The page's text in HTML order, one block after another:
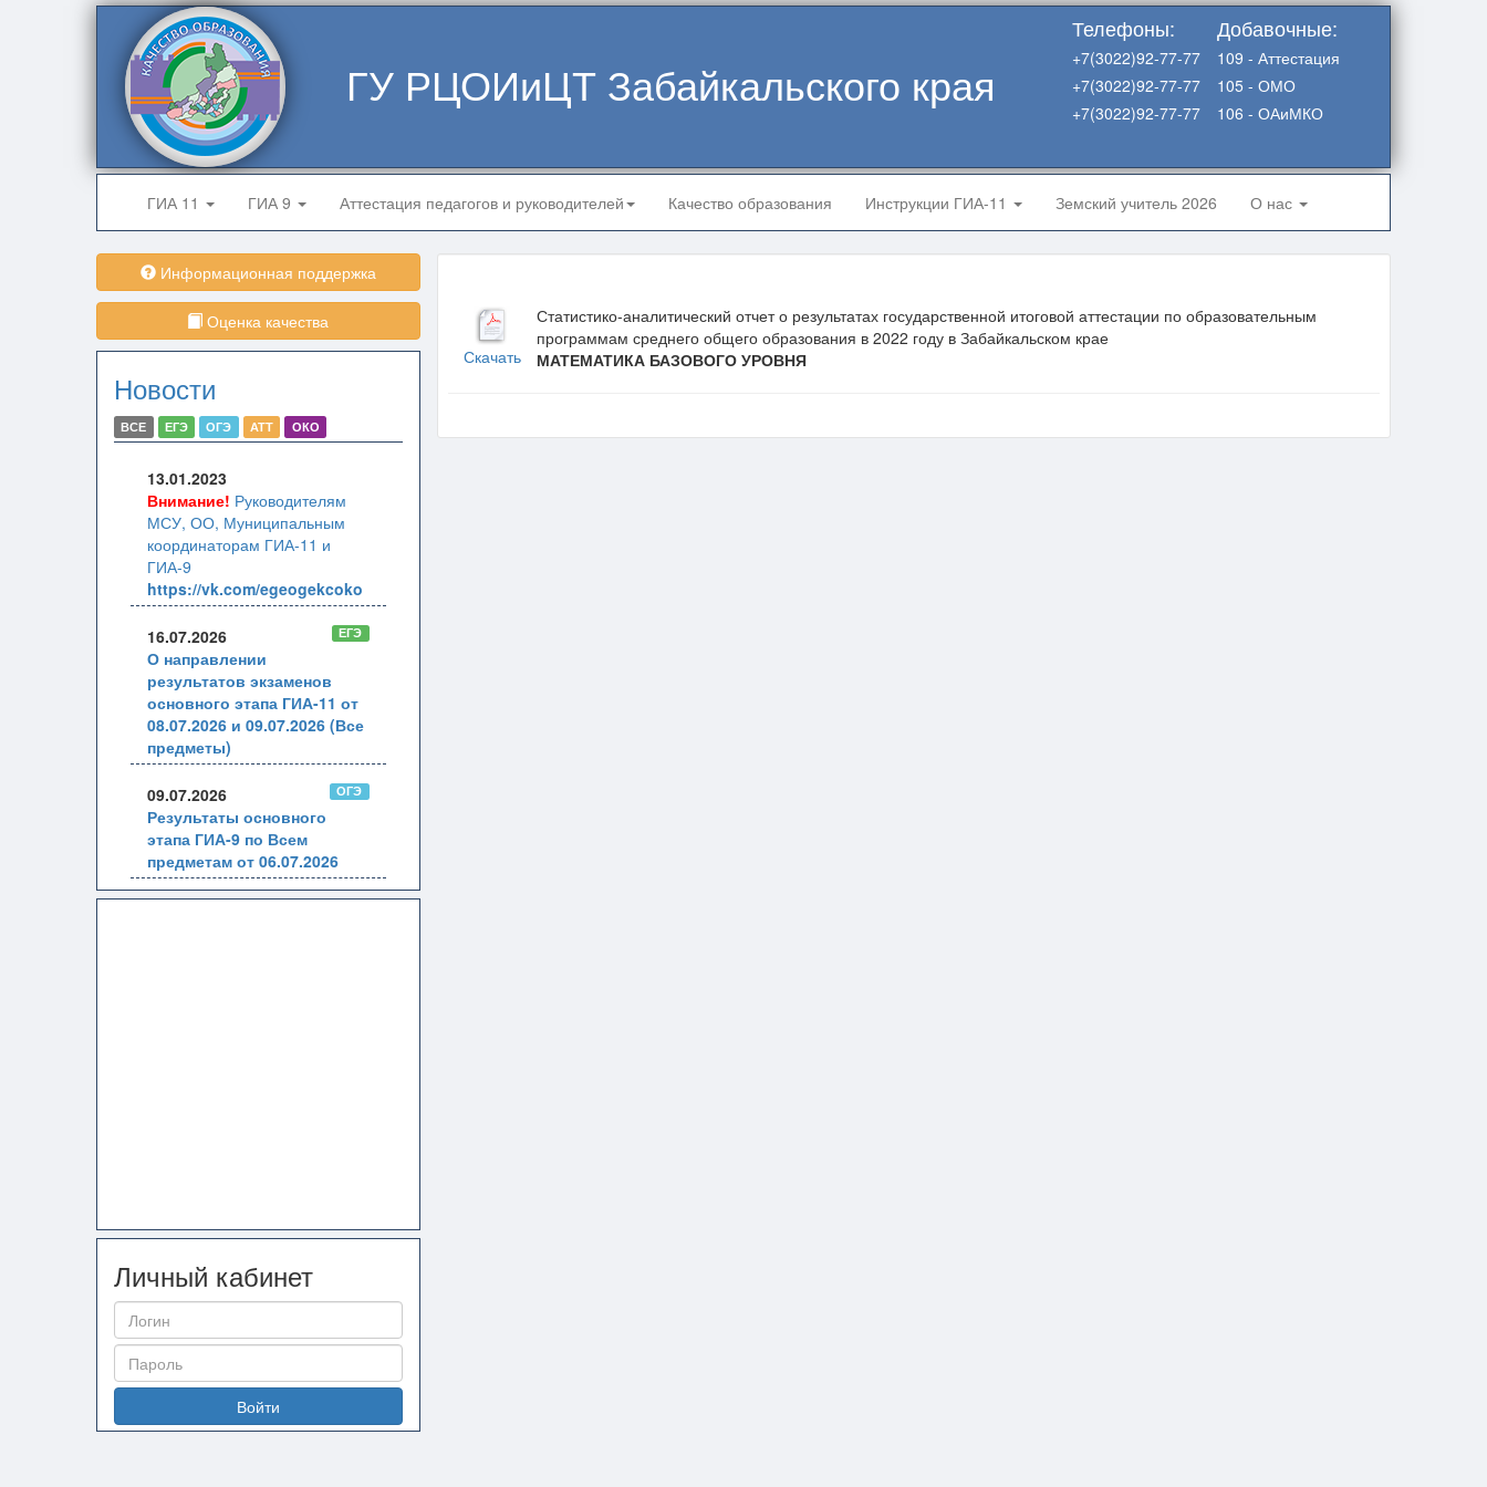
ГУ РЦОИиЦТ Забайкальского края
Добавочные:
109 - Аттестация
105 - ОМО
106 - ОАиМКО
Телефоны:
+7(3022)92-77-77
+7(3022)92-77-77
+7(3022)92-77-77
ГИА 11 ГИА 9 Аттестация педагогов и руководителей Качество образования Инструкции ГИА-11 Земский учитель 2026 О нас
Информационная поддержка
Оценка качества
Новости
ВСЕ ЕГЭ ОГЭ АТТ ОКО
13.01.2023
Внимание! Руководителям
МСУ, ОО, Муниципальным
координаторам ГИА-11 и
ГИА-9
https://vk.com/egeogekcoko
16.07.2026 ЕГЭ
О направлении
результатов экзаменов
основного этапа ГИА-11 от
08.07.2026 и 09.07.2026 (Все
предметы)
09.07.2026 ОГЭ
Результаты основного
этапа ГИА-9 по Всем
предметам от 06.07.2026
Личный кабинет
Войти
Скачать
Статистико-аналитический отчет о результатах государственной итоговой аттестации по образовательным
программам среднего общего образования в 2022 году в Забайкальском крае
МАТЕМАТИКА БАЗОВОГО УРОВНЯ